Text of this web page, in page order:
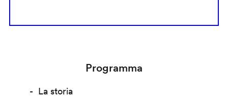
Programma
La storia